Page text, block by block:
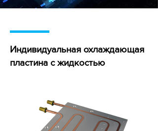
Индивидуальная охлаждающая
пластина с жидкостью